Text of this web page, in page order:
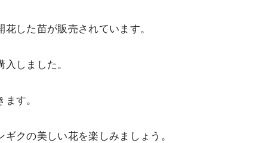
した苗が販売されています。
しました。
す。
クの美しい花を楽しみましょう。